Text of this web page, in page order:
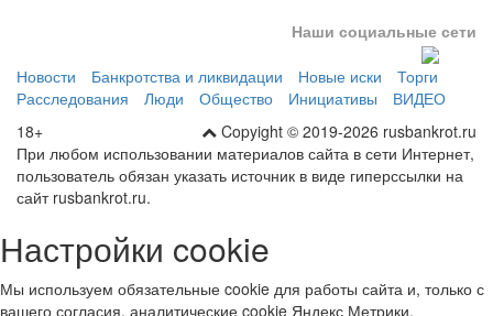
Наши социальные сети
Новости Банкротства и ликвидации Новые иски
Торги
Copyight © 2019-2026 rusbankrot.ru
18+
При любом использовании материалов сайта в сети Интернет,
пользователь обязан указать источник в виде гиперссылки на
Настройки cookie
Мы используем обязательные cookie для работы сайта и, только с